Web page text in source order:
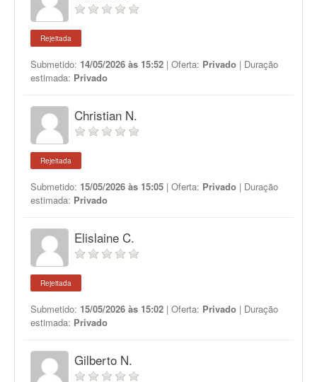
Rejeitada
Submetido: 14/05/2026 às 15:52 | Oferta: Privado | Duração
estimada: Privado
Christian N.
Rejeitada
Submetido: 15/05/2026 às 15:05 | Oferta: Privado | Duração
estimada: Privado
Elislaine C.
Rejeitada
Submetido: 15/05/2026 às 15:02 | Oferta: Privado | Duração
estimada: Privado
Gilberto N.